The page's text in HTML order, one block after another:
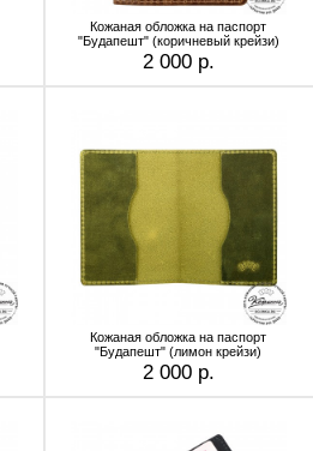
Кожаная обложка на паспорт
"Будапешт" (коричневый крейзи)
2 000 р.
Кожаная обложка на паспорт
"Будапешт" (лимон крейзи)
2 000 р.